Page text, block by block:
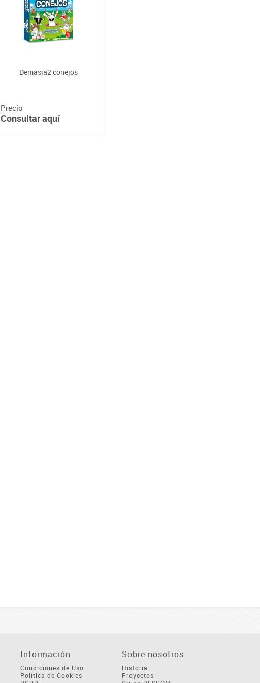
Demasia2 conejos
Precio
Consultar aquí
Información
Condiciones de Uso
Política de Cookies
Sobre nosotros
Historia
Proyectos